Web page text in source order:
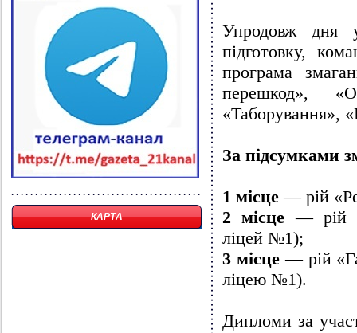
КАРТА
Упродовж дня
підготовку,
програма
перешкод»,
«Таборування»,
За підсумками
1 місце — рій
2 місце — рій
ліцей №1);
3 місце— рій
ліцею №1).
Дипломи за